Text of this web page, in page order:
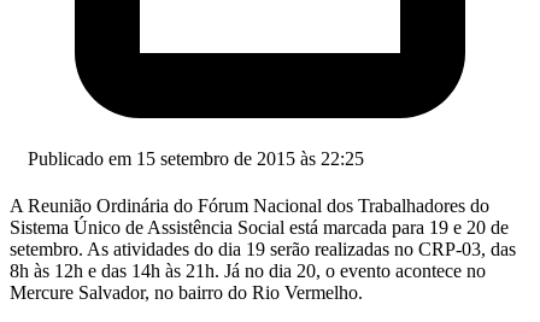
Publicado em 15 setembro de 2015 às 22:25
A Reunião Ordinária do Fórum Nacional dos Trabalhadores do
Sistema Único de Assistência Social está marcada para 19 e 20 de
setembro. As atividades do dia 19 serão realizadas no CRP-03, das
8h às 12h e das 14h às 21h. Já no dia 20, o evento acontece no
Mercure Salvador, no bairro do Rio Vermelho.